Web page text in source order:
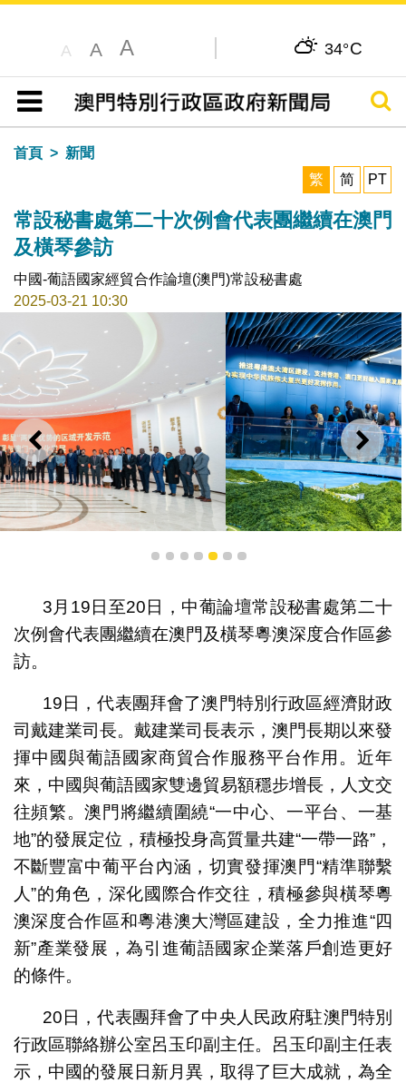
A A A 34°C
目錄
搜尋
首頁
新聞
繁
简 PT
常設秘書處第二十次例會代表團繼續在澳門
及橫琴參訪
中國-葡語國家經貿合作論壇(澳門)常設秘書處
2025-03-21 10:30
上一則 下一
參觀琴澳和鳴——橫琴粵澳深度合作區建設主題展
1 2 3 4 5 6 7
3月19日至20日，中葡論壇常設秘書處第二十
次例會代表團繼續在澳門及橫琴粵澳深度合作區參
訪。
19日，代表團拜會了澳門特別行政區經濟財政
司戴建業司長。戴建業司長表示，澳門長期以來發
揮中國與葡語國家商貿合作服務平台作用。近年
來，中國與葡語國家雙邊貿易額穩步增長，人文交
往頻繁。澳門將繼續圍繞“一中心、一平台、一基
地”的發展定位，積極投身高質量共建“一帶一路”，
不斷豐富中葡平台內涵，切實發揮澳門“精準聯繫
人”的角色，深化國際合作交往，積極參與橫琴粵
澳深度合作區和粵港澳大灣區建設，全力推進“四
新”產業發展，為引進葡語國家企業落戶創造更好
的條件。
20日，代表團拜會了中央人民政府駐澳門特別
行政區聯絡辦公室呂玉印副主任。呂玉印副主任表
示，中國的發展日新月異，取得了巨大成就，為全